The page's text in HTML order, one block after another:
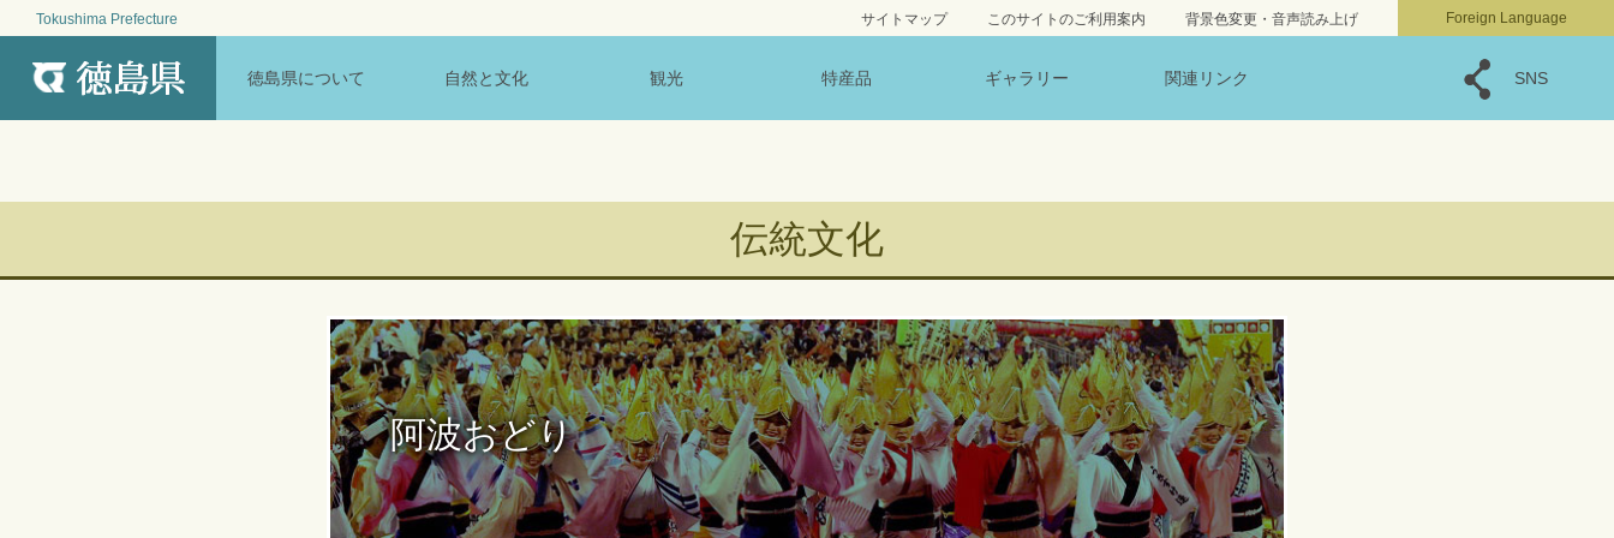
文字サイズ 小 標準
Tokushima Prefecture サイトマップ このサイトのご利用案内 背景色変更・音声読み上げ Foreign Language
徳島県について 自然と文化 観光 特産品 ギャラリー 関連リンク SNS
伝統文化
阿波おどり